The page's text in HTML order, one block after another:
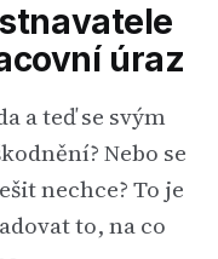
úraz
a teď se svým
Nebo se
nechce? To je
to, na co